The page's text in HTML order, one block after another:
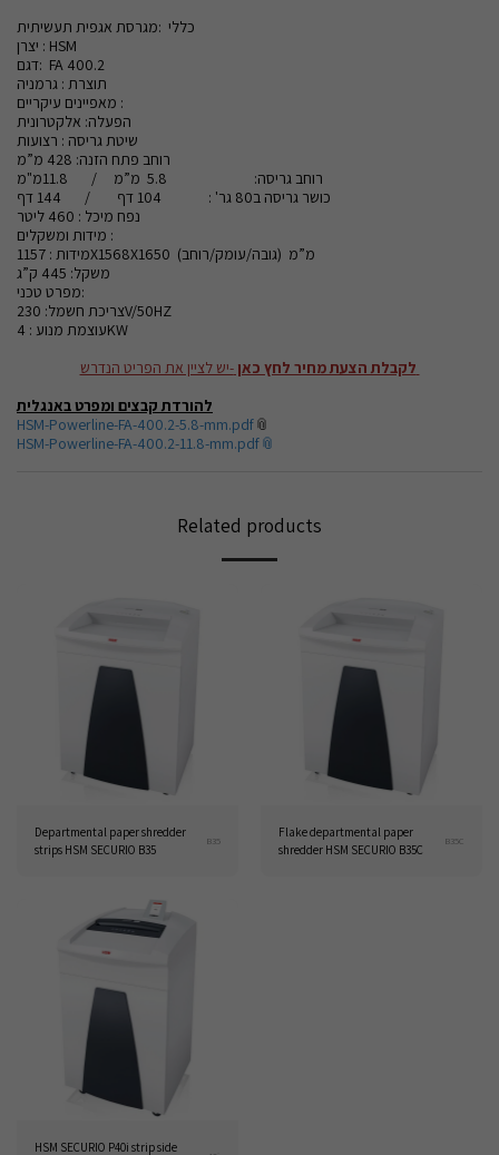
כללי :מגרסת אגפית תעשיתית
יצרן : HSM
דגם: FA 400.2
תוצרת : גרמניה
מאפיינים עיקריים :
הפעלה: אלקטרונית
שיטת גריסה : רצועות
רוחב פתח הזנה: 428 מ”מ
רוחב גריסה: 5.8 מ”מ / 11.8מ"מ
כושר גריסה ב80 גר' : 104 דף / 144 דף
נפח מיכל : 460 ליטר
מידות ומשקלים :
מידות : 1157X1568X1650 מ”מ (גובה/עומק/רוחב)
משקל: 445 ק”ג
מפרט טכני:
צריכת חשמל: 230V/50HZ
עוצמת מנוע : 4KW
לקבלת הצעת מחיר לחץ כאן-יש לציין את הפריט הנדרש
להורדת קבצים ומפרט באנגלית
HSM-Powerline-FA-400.2-5.8-mm.pdf
HSM-Powerline-FA-400.2-11.8-mm.pdf
Related products
Departmental paper shredder
strips HSM SECURIO B35
B35
Flake departmental paper
shredder HSM SECURIO B35C
B35C
HSM SECURIO P40i strip side